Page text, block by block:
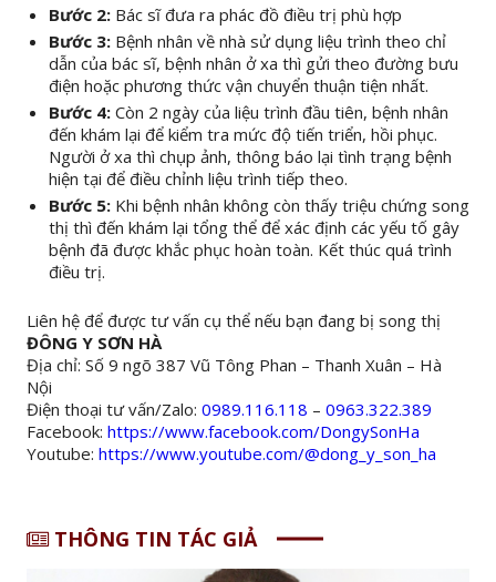
Bước 2: Bác sĩ đưa ra phác đồ điều trị phù hợp
Bước 3: Bệnh nhân về nhà sử dụng liệu trình theo chỉ
dẫn của bác sĩ, bệnh nhân ở xa thì gửi theo đường bưu
điện hoặc phương thức vận chuyển thuận tiện nhất.
Bước 4: Còn 2 ngày của liệu trình đầu tiên, bệnh nhân
đến khám lại để kiểm tra mức độ tiến triển, hồi phục.
Người ở xa thì chụp ảnh, thông báo lại tình trạng bệnh
hiện tại để điều chỉnh liệu trình tiếp theo.
Bước 5: Khi bệnh nhân không còn thấy triệu chứng song
thị thì đến khám lại tổng thể để xác định các yếu tố gây
bệnh đã được khắc phục hoàn toàn. Kết thúc quá trình
điều trị.
Liên hệ để được tư vấn cụ thể nếu bạn đang bị song thị
ĐÔNG Y SƠN HÀ
Địa chỉ: Số 9 ngõ 387 Vũ Tông Phan – Thanh Xuân – Hà
Nội
Điện thoại tư vấn/Zalo: 0989.116.118 – 0963.322.389
Facebook: https://www.facebook.com/DongySonHa
Youtube: https://www.youtube.com/@dong_y_son_ha
THÔNG TIN TÁC GIẢ